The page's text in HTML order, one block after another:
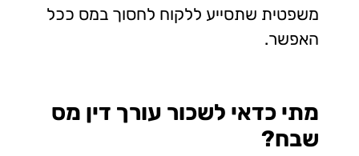
משפטית שתסייע ללקוח לחסוך במס ככל
האפשר.
מתי כדאי לשכור עורך דין מס
שבח?